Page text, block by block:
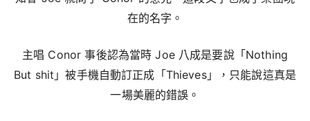
在的名字。
主唱 Conor 事後認為當時 Joe 八成是要說「Nothing
But shit」被手機自動訂正成「Thieves」，只能說這真是
一場美麗的錯誤。